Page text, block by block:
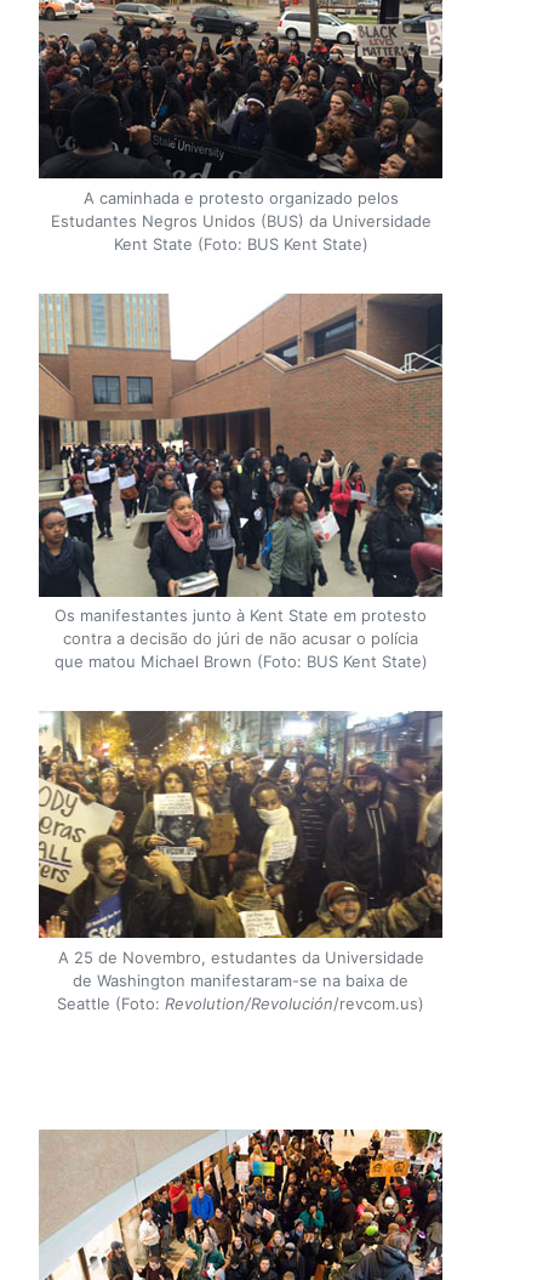
A caminhada e protesto organizado pelos
Estudantes Negros Unidos (BUS) da Universidade
Kent State (Foto: BUS Kent State)
Os manifestantes junto à Kent State em protesto
contra a decisão do júri de não acusar o polícia
que matou Michael Brown (Foto: BUS Kent State)
A 25 de Novembro, estudantes da Universidade
de Washington manifestaram-se na baixa de
Seattle (Foto: Revolution/Revolución/revcom.us)